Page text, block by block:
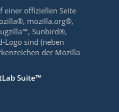
einer offiziellen Seite
mozilla.org®,
Sunbird®,
Logo sind (neben
der Mozilla
Suite™